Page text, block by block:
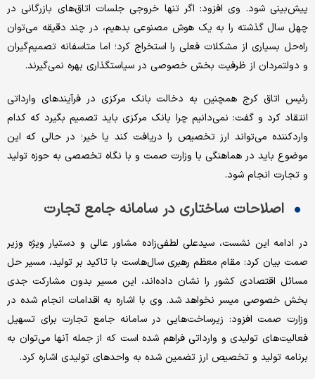
پیش‌بینی شود. وی افزود: اگر تنها خروجی جلسات اتاق‌های بازرگانی در
چهل سال گذشته را به یک هوش مصنوعی بدهیم، در چند دقیقه می‌توان
راه‌حل بسیاری از مشکلات فعلی را استخراج کرد؛ اما متاسفانه تصمیم‌گیران
و دولتمردان از ظرفیت بخش خصوصی در سیاستگذاری بهره نمی‌گیرند.
رئیس اتاق کرج همچنین به دخالت بانک مرکزی در فرآیندهای وارداتی
انتقاد کرد و گفت: نمی‌دانیم چرا بانک مرکزی باید تصمیم بگیرد که کدام
واردکننده می‌تواند ارز تخصیص را دریافت کند یا خیر؛ در حالی‌ که این
موضوع باید در هماهنگی با وزارت صمت و با نگاه تخصصی به حوزه تولید
و تجارت انجام شود.
اصلاحات ساختاری در سامانه جامع تجارت
در ادامه این نشست، سیدعلی لطفی‌زاده مشاور عالی و دستیار ویژه وزیر
صمت بیان کرد: مقام معظم رهبری سال‌هاست با تاکید بر تولید، مسیر حل
مسائل اقتصادی کشور را نشان داده‌اند، این مسیر بدون مشارکت جدی
بخش خصوصی میسر نخواهد شد. وی با اشاره به اقدامات انجام شده در
وزارت صمت افزود: زیرساخت‌هایی در سامانه جامع تجارت برای تسهیل
فعالیت‌های تولیدی و وارداتی فراهم شده است که از جمله آنها می‌توان به
برنامه تولید و تخصیص ارز تضمین شده به واحدهای تولیدی اشاره کرد.